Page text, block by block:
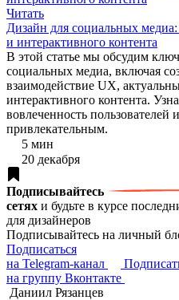
Читать
Дизайн для социальных
и интерактивного контента
В этой статье мы обсудим
социальных медиа, включая
взаимодействие UX,
интерактивного контента.
вовлеченность пользователей
привлекательным.
5 мин
20 декабря
Подписывайтесь
сетях и будьте в курсе
для дизайнеров
Подписывайтесь на личный
Подписаться
на Telegram-канал
на группу Вконтакте
Даниил Рязанцев